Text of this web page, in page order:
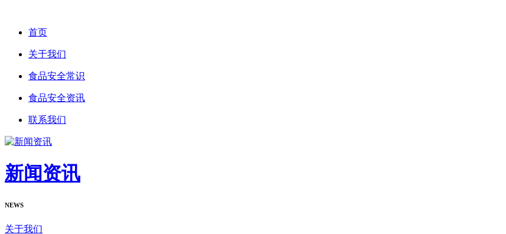
首页
关于我们
食品安全常识
食品安全资讯
联系我们
新闻资讯
NEWS
关于我们